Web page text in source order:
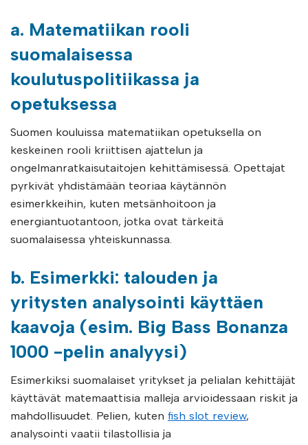
a. Matematiikan rooli
suomalaisessa
koulutuspolitiikassa ja
opetuksessa
Suomen kouluissa matematiikan opetuksella on
keskeinen rooli kriittisen ajattelun ja
ongelmanratkaisutaitojen kehittämisessä. Opettajat
pyrkivät yhdistämään teoriaa käytännön
esimerkkeihin, kuten metsänhoitoon ja
energiantuotantoon, jotka ovat tärkeitä
suomalaisessa yhteiskunnassa.
b. Esimerkki: talouden ja
yritysten analysointi käyttäen
kaavoja (esim. Big Bass Bonanza
1000 -pelin analyysi)
Esimerkiksi suomalaiset yritykset ja pelialan kehittäjät
käyttävät matemaattisia malleja arvioidessaan riskit ja
mahdollisuudet. Pelien, kuten fish slot review,
analysointi vaatii tilastollisia ja